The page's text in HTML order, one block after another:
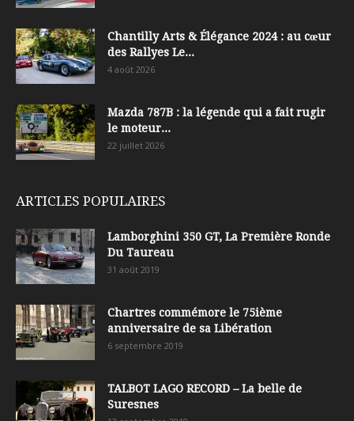
Chantilly Arts & Élégance 2024 : au cœur
des Rallyes Le...
4 août 2026
Mazda 787B : la légende qui a fait rugir
le moteur...
22 juillet 2026
ARTICLES POPULAIRES
Lamborghini 350 GT, La Première Ronde
Du Taureau
31 août 2019
Chartres commémore le 75ième
anniversaire de sa Libération
6 septembre 2019
TALBOT LAGO RECORD – La belle de
Suresnes